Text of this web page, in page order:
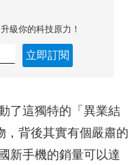
級你的科技原力！
立即訂閱
了這獨特的「異業結
，背後其實有個嚴肅的
新手機的銷量可以達